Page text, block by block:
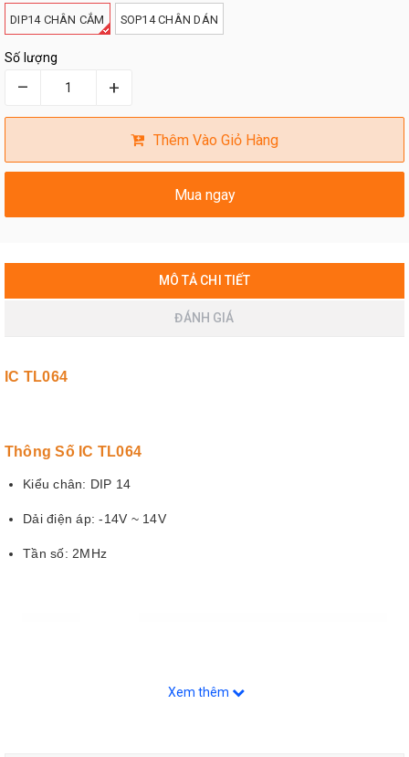
DIP14 CHÂN CẮM SOP14 CHÂN DÁN
Số lượng
– +
Thêm Vào Giỏ Hàng
Mua ngay
MÔ TẢ CHI TIẾT
ĐÁNH GIÁ
IC TL064
Thông Số IC TL064
Kiểu chân: DIP 14
Dải điện áp: -14V ~ 14V
Tần số: 2MHz
Xem thêm